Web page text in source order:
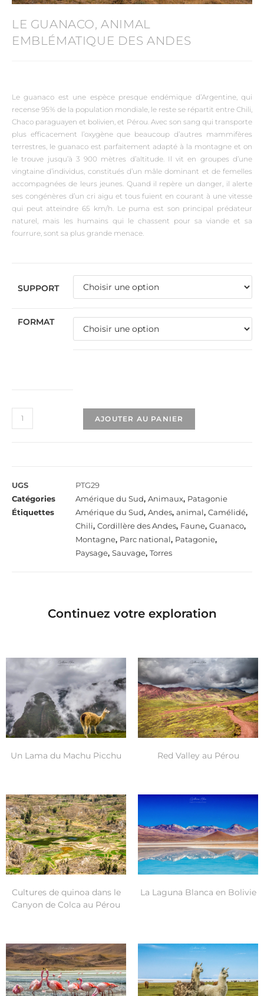
LE GUANACO, ANIMAL
EMBLÉMATIQUE DES ANDES
Le guanaco est une espèce presque endémique d’Argentine, qui
recense 95% de la population mondiale, le reste se répartit entre Chili,
Chaco paraguayen et bolivien, et Pérou. Avec son sang qui transporte
plus efficacement l’oxygène que beaucoup d’autres mammifères
terrestres, le guanaco est parfaitement adapté à la montagne et on
le trouve jusqu’à 3 900 mètres d’altitude. Il vit en groupes d’une
vingtaine d’individus, constitués d’un mâle dominant et de femelles
accompagnées de leurs jeunes. Quand il repère un danger, il alerte
ses congénères d’un cri aigu et tous fuient en courant à une vitesse
qui peut atteindre 65 km/h. Le puma est son principal prédateur
naturel, mais les humains qui le chassent pour sa viande et sa
fourrure, sont sa plus grande menace.
SUPPORT
FORMAT
AJOUTER AU PANIER
UGS
PTG29
Catégories
Amérique du Sud, Animaux, Patagonie
Étiquettes
Amérique du Sud, Andes, animal, Camélidé,
Chili, Cordillère des Andes, Faune, Guanaco,
Montagne, Parc national, Patagonie,
Paysage, Sauvage, Torres
Continuez votre exploration
Un Lama du Machu Picchu Red Valley au Pérou
Cultures de quinoa dans le
Canyon de Colca au Pérou
La Laguna Blanca en Bolivie